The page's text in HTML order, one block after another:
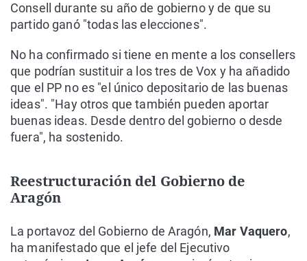
Consell durante su año de gobierno y de que su
partido ganó "todas las elecciones".
No ha confirmado si tiene en mente a los consellers
que podrían sustituir a los tres de Vox y ha añadido
que el PP no es "el único depositario de las buenas
ideas". "Hay otros que también pueden aportar
buenas ideas. Desde dentro del gobierno o desde
fuera", ha sostenido.
Reestructuración del Gobierno de
Aragón
La portavoz del Gobierno de Aragón, Mar Vaquero,
ha manifestado que el jefe del Ejecutivo